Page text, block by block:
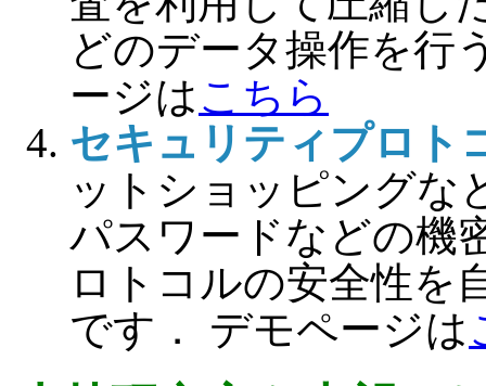
どのデータ操作を行
ージはこちら
セキュリティプロト
ットショッピングな
パスワードなどの機
ロトコルの安全性を
です． デモページは